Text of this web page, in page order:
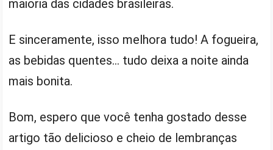
maioria das cidades brasileiras.
E sinceramente, isso melhora tudo! A fogueira,
as bebidas quentes… tudo deixa a noite ainda
mais bonita.
Bom, espero que você tenha gostado desse
artigo tão delicioso e cheio de lembranças